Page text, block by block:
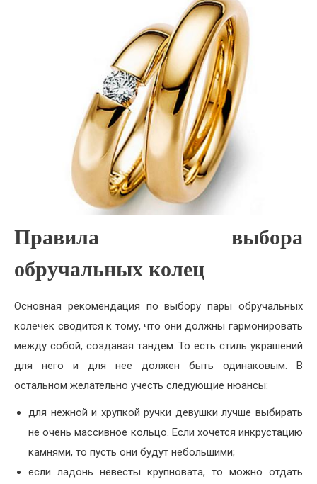
Правила выбора
обручальных колец
Основная рекомендация по выбору пары обручальных
колечек сводится к тому, что они должны гармонировать
между собой, создавая тандем. То есть стиль украшений
для него и для нее должен быть одинаковым. В
остальном желательно учесть следующие нюансы:
для нежной и хрупкой ручки девушки лучше выбирать
не очень массивное кольцо. Если хочется инкрустацию
камнями, то пусть они будут небольшими;
если ладонь невесты крупновата, то можно отдать